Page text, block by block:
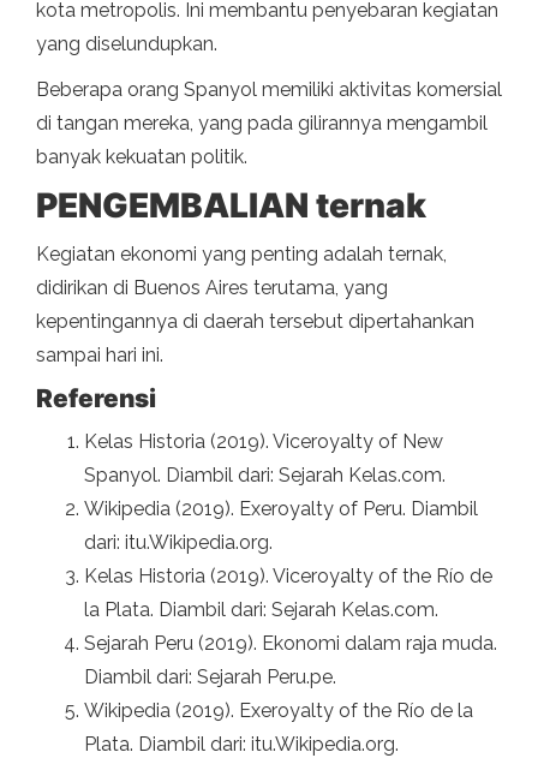
kota metropolis. Ini membantu penyebaran kegiatan
yang diselundupkan.
Beberapa orang Spanyol memiliki aktivitas komersial
di tangan mereka, yang pada gilirannya mengambil
banyak kekuatan politik.
PENGEMBALIAN ternak
Kegiatan ekonomi yang penting adalah ternak,
didirikan di Buenos Aires terutama, yang
kepentingannya di daerah tersebut dipertahankan
sampai hari ini.
Referensi
Kelas Historia (2019). Viceroyalty of New
Spanyol. Diambil dari: Sejarah Kelas.com.
Wikipedia (2019). Exeroyalty of Peru. Diambil
dari: itu.Wikipedia.org.
Kelas Historia (2019). Viceroyalty of the Río de
la Plata. Diambil dari: Sejarah Kelas.com.
Sejarah Peru (2019). Ekonomi dalam raja muda.
Diambil dari: Sejarah Peru.pe.
Wikipedia (2019). Exeroyalty of the Río de la
Plata. Diambil dari: itu.Wikipedia.org.